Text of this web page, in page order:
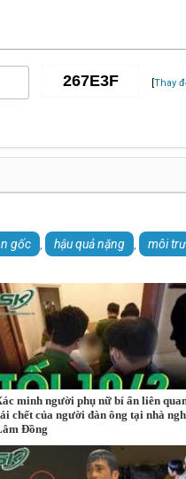
[Thay
gốc , hậu quả nặng , môi
minh người phụ nữ bí ẩn liên
chết của người đàn ông tại nhà
Đồng